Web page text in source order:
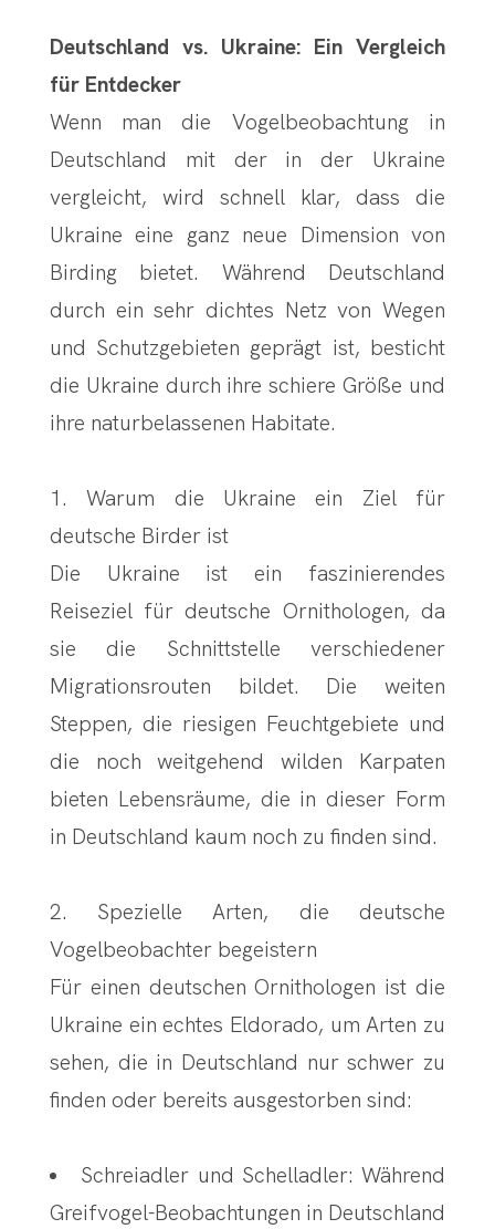
Deutschland vs. Ukraine: Ein Vergleich
für Entdecker
Wenn man die Vogelbeobachtung in
Deutschland mit der in der Ukraine
vergleicht, wird schnell klar, dass die
Ukraine eine ganz neue Dimension von
Birding bietet. Während Deutschland
durch ein sehr dichtes Netz von Wegen
und Schutzgebieten geprägt ist, besticht
die Ukraine durch ihre schiere Größe und
ihre naturbelassenen Habitate.
1. Warum die Ukraine ein Ziel für
deutsche Birder ist
Die Ukraine ist ein faszinierendes
Reiseziel für deutsche Ornithologen, da
sie die Schnittstelle verschiedener
Migrationsrouten bildet. Die weiten
Steppen, die riesigen Feuchtgebiete und
die noch weitgehend wilden Karpaten
bieten Lebensräume, die in dieser Form
in Deutschland kaum noch zu finden sind.
2. Spezielle Arten, die deutsche
Vogelbeobachter begeistern
Für einen deutschen Ornithologen ist die
Ukraine ein echtes Eldorado, um Arten zu
sehen, die in Deutschland nur schwer zu
finden oder bereits ausgestorben sind:
Schreiadler und Schelladler: Während
Greifvogel-Beobachtungen in Deutschland